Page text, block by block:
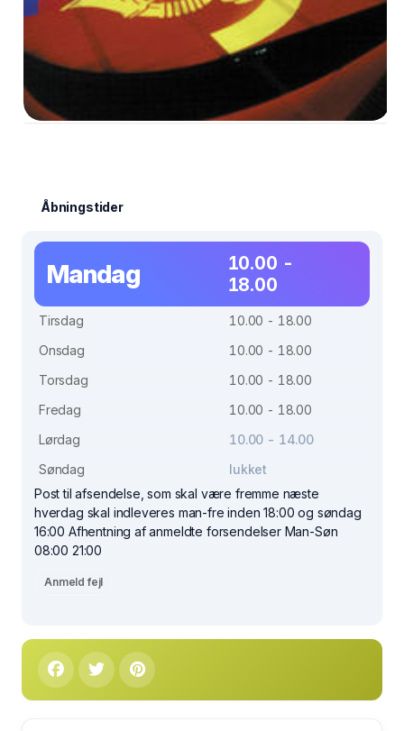
Åbningstider
Mandag
10.00 -
18.00
Tirsdag
10.00 - 18.00
Onsdag
10.00 - 18.00
Torsdag
10.00 - 18.00
Fredag
10.00 - 18.00
Lørdag
10.00 - 14.00
Søndag
lukket
Post til afsendelse, som skal være fremme næste
hverdag skal indleveres man-fre inden 18:00 og søndag
16:00 Afhentning af anmeldte forsendelser Man-Søn
08:00 21:00
Anmeld fejl